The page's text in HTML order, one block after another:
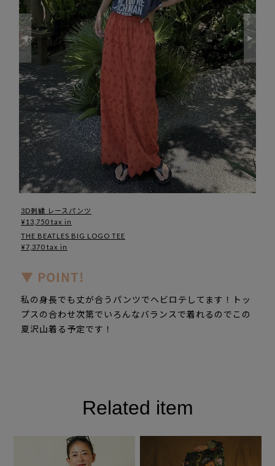
3D刺繍 レースパンツ
¥13,750 tax in
THE BEATLES BIG LOGO TEE
¥7,370 tax in
▼ POINT!
私の身長でも丈が合うパンツでヘビロテしてます！トッ
プスの合わせ次第でいろんなバランスで着れるのでこの
夏沢山着る予定です！
Related item